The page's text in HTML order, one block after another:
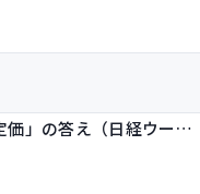
貯金するなら「セールor定価」の答え（日経ウーマンオンライン）